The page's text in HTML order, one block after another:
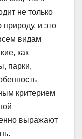
не только
природу, и это
видам
как
парки,
критерием
выражают